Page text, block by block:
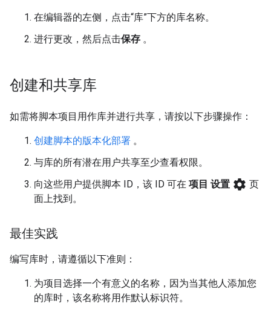
在编辑器的左侧，点击“库”下方的库名称。
进行更改，然后点击保存 。
创建和共享库
如需将脚本项目用作库并进行共享，请按以下步骤操作：
创建脚本的版本化部署 。
与库的所有潜在用户共享至少查看权限。
向这些用户提供脚本 ID，该 ID 可在 项目 设置 settings 页
面上找到。
最佳实践
编写库时，请遵循以下准则：
为项目选择一个有意义的名称，因为当其他人添加您
的库时，该名称将用作默认标识符。